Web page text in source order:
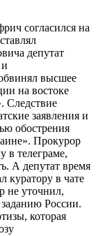
согласился на
депутат
высшее
на востоке
Следствие
заявления и
обострения
Прокурор
в телеграме,
А депутат время
куратору в чате
не уточнил,
России.
которая